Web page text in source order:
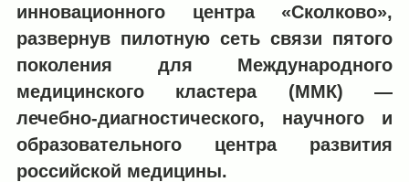
инновационного центра «Сколково»,
развернув пилотную сеть связи пятого
поколения для Международного
медицинского кластера (ММК) —
лечебно-диагностического, научного и
образовательного центра развития
российской медицины.